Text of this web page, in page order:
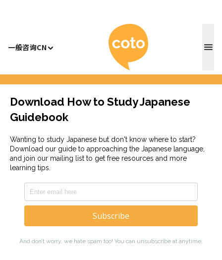
一般咨询CN Coto 日本